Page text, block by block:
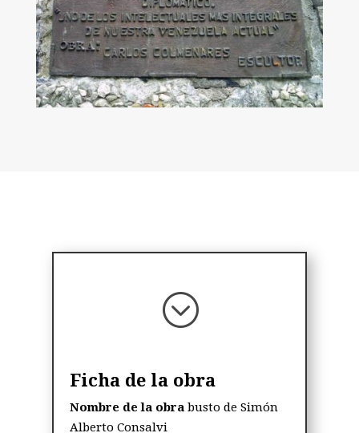
;
Ficha de la obra
Nombre de la obra busto de Simón
Alberto Consalvi